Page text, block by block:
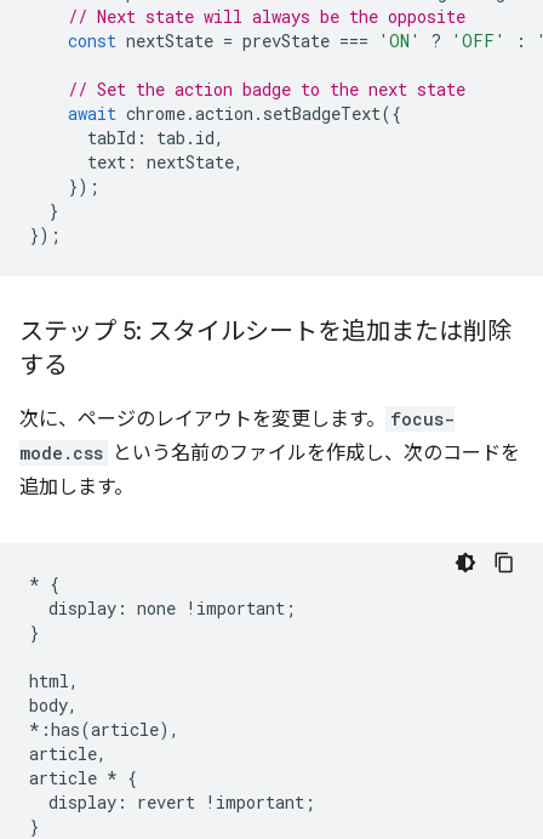
// Next state will always be the opposite
const nextState = prevState === 'ON' ? 'OFF' :
// Set the action badge to the next state
await chrome.action . setBadgeText({
tabId : tab . id,
text : nextState,
});
}
});
ステップ 5: スタイルシートを追加または削除
する
次に、ページのレイアウトを変更します。
focus-
mode.css という名前のファイルを作成し、次のコードを
追加します。
* {
display : none ! important ;
}
html,
body,
*:has(article),
article,
article * {
display : revert ! important ;
}